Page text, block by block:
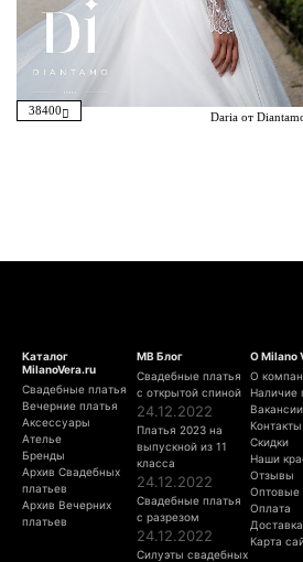
38400 Daria от
Каталог
MilanoVera.ru
Свадебные платья
Вечерние платья
Аксессуары
Ателье
Бренды
Архив Свадебных
платьев
Архив Вечерних
платьев
МВ Блог
Свадебные платья
с открытой спиной
24.12.2022
Платья 2023 на
выпускной из 11
класса
24.12.2022
Свадебные платья
с разрезом
24.12.2022
Силуэты свадебных
О Milano
О
Наличие
Вакансии
Контакты
Скидки
Наши
Отзывы
Оптовые
Оплата
Доставка
Карта